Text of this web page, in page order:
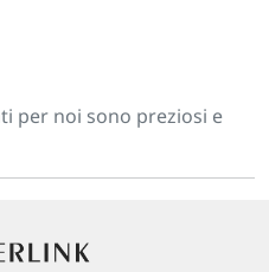
per noi sono preziosi e